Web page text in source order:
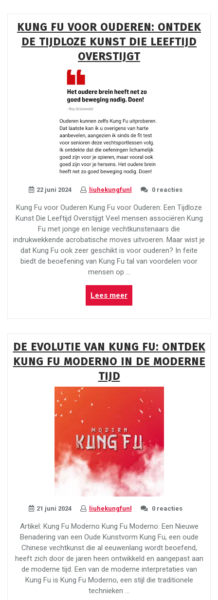
van
Kung
Fu
Vormen”
KUNG FU VOOR OUDEREN: ONTDEK
DE TIJDLOZE KUNST DIE LEEFTIJD
OVERSTIJGT
22 juni 2024 liuhekungfunl 0 reacties
Kung Fu voor Ouderen Kung Fu voor Ouderen: Een Tijdloze
Kunst Die Leeftijd Overstijgt Veel mensen associëren Kung
Fu met jonge en lenige vechtkunstenaars die
indrukwekkende acrobatische moves uitvoeren. Maar wist je
dat Kung Fu ook zeer geschikt is voor ouderen? In feite
biedt de beoefening van Kung Fu tal van voordelen voor
mensen op …
Lees meer“Kung
Fu
voor
de
Tijdloze
Leeftijd
Overstijgt”
DE EVOLUTIE VAN KUNG FU: ONTDEK
KUNG FU MODERNO IN DE MODERNE
TIJD
21 juni 2024 liuhekungfunl 0 reacties
Artikel: Kung Fu Moderno Kung Fu Moderno: Een Nieuwe
Benadering van een Oude Kunstvorm Kung Fu, een oude
Chinese vechtkunst die al eeuwenlang wordt beoefend,
heeft zich door de jaren heen ontwikkeld en aangepast aan
de moderne tijd. Een van de moderne interpretaties van
Kung Fu is Kung Fu Moderno, een stijl die traditionele
technieken …